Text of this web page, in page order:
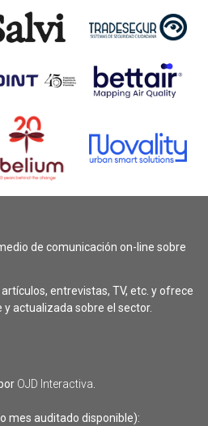
de comunicación on-line sobre
entrevistas, TV, etc. y ofrece
actualizada sobre el sector.
OJD Interactiva.
mes auditado disponible):